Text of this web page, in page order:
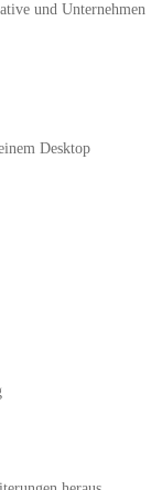
und Unternehmen
Desktop